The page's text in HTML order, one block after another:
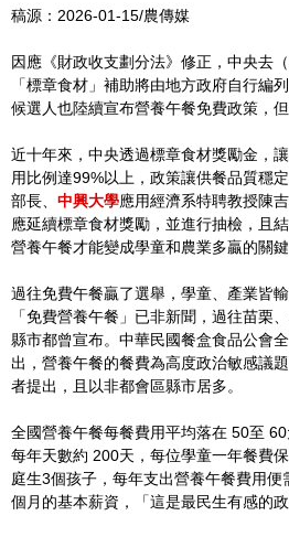
稿源：2026-01-15/農傳媒
因應《財政收支劃分法》修正，中央去
「標章食材」補助將由地方政府自行編
候選人也陸續宣布營養午餐免費政策，但
近十年來，中央透過標章食材獎勵金，
用比例達99%以上，政策讓供餐品質穩
部長、 中興大學應用經濟系特聘教授陳
應延續標章食材獎勵，並進行抽檢，且
營養午餐才能變成學童和農業多贏的關鍵
過往免費午餐贏了選舉，學童、產業皆輸
「免費營養午餐」已非新聞，過往苗栗
縣市都曾宣布。中華民國餐盒食品公會
出，營養午餐的餐費為高度政治敏感議
者提出，且以非都會區縣市居多。
全國營養午餐每餐費用平均落在 50至
每年天數約 200天，每位學童一年餐費
庭生3個孩子，每年支出營養午餐費用
個月的基本薪資，「這是最民生有感的政